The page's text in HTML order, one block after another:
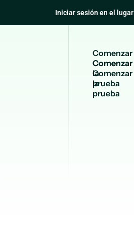
Iniciar sesión en el lugar
Comenzar
Comenzar
la
prueba